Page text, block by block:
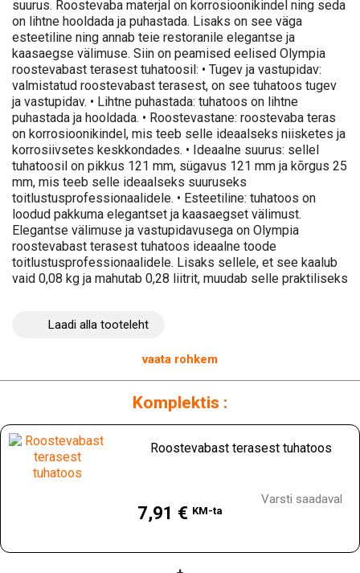
suurus. Roostevaba materjal on korrosioonikindel ning seda
on lihtne hooldada ja puhastada. Lisaks on see väga
esteetiline ning annab teie restoranile elegantse ja
kaasaegse välimuse. Siin on peamised eelised Olympia
roostevabast terasest tuhatoosil: • Tugev ja vastupidav:
valmistatud roostevabast terasest, on see tuhatoos tugev
ja vastupidav. • Lihtne puhastada: tuhatoos on lihtne
puhastada ja hooldada. • Roostevastane: roostevaba teras
on korrosioonikindel, mis teeb selle ideaalseks niisketes ja
korrosiivsetes keskkondades. • Ideaalne suurus: sellel
tuhatoosil on pikkus 121 mm, sügavus 121 mm ja kõrgus 25
mm, mis teeb selle ideaalseks suuruseks
toitlustusprofessionaalidele. • Esteetiline: tuhatoos on
loodud pakkuma elegantset ja kaasaegset välimust.
Elegantse välimuse ja vastupidavusega on Olympia
roostevabast terasest tuhatoos ideaalne toode
toitlustusprofessionaalidele. Lisaks sellele, et see kaalub
vaid 0,08 kg ja mahutab 0,28 liitrit, muudab selle praktiliseks
restoranile elegantset ja vastupidavat välimust!
Laadi alla tooteleht
vaata rohkem
Komplektis :
Roostevabast terasest tuhatoos
7,91 € KM-ta
Varsti saadaval